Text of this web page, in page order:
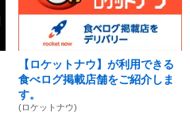
【ロケットナウ】が利用できる
食べログ掲載店舗をご紹介しま
す。
(ロケットナウ)